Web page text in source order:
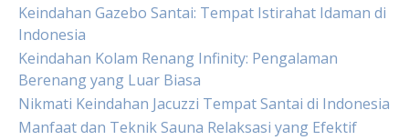
Keindahan Gazebo Santai: Tempat Istirahat Idaman di
Indonesia
Keindahan Kolam Renang Infinity: Pengalaman
Berenang yang Luar Biasa
Nikmati Keindahan Jacuzzi Tempat Santai di Indonesia
Manfaat dan Teknik Sauna Relaksasi yang Efektif